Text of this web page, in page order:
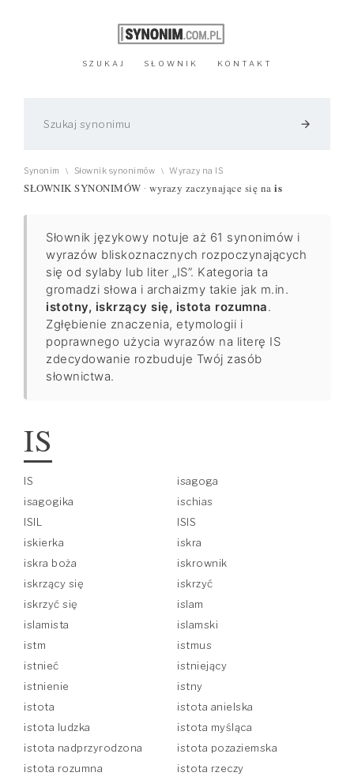
SZUKAJ SŁOWNIK KONTAKT
arrow_forward
Synonim \ Słownik synonimów \ Wyrazy na IS
SŁOWNIK SYNONIMÓW · wyrazy zaczynające się na is
Słownik językowy notuje aż 61 synonimów i
wyrazów bliskoznacznych rozpoczynających
się od sylaby lub liter „IS”. Kategoria ta
gromadzi słowa i archaizmy takie jak m.in.
istotny, iskrzący się, istota rozumna.
Zgłębienie znaczenia, etymologii i
poprawnego użycia wyrazów na literę IS
zdecydowanie rozbuduje Twój zasób
słownictwa.
IS
IS
isagoga
isagogika
ischias
ISIL
ISIS
iskierka
iskra
iskra boża
iskrownik
iskrzący się
iskrzyć
iskrzyć się
islam
islamista
islamski
istm
istmus
istnieć
istniejący
istnienie
istny
istota
istota anielska
istota ludzka
istota myśląca
istota nadprzyrodzona
istota pozaziemska
istota rozumna
istota rzeczy